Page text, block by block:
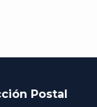
Postal